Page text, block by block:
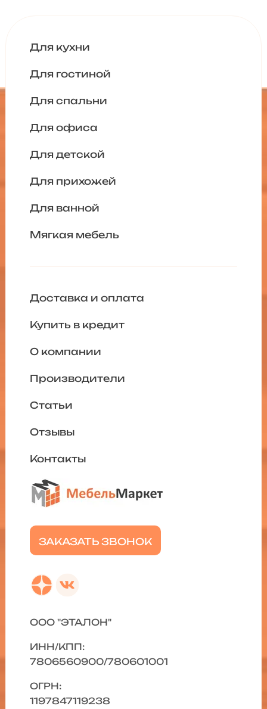
Для кухни
Для гостиной
Для спальни
Для офиса
Для детской
Для прихожей
Для ванной
Мягкая мебель
ЗАКАЗАТЬ ЗВОНОК
Доставка и оплата
Купить в кредит
О компании
Производители
Статьи
Отзывы
Контакты
ООО "ЭТАЛОН"
ИНН/КПП:
7806560900/780601001
ОГРН:
1197847119238